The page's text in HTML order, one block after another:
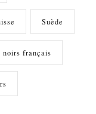
Suède
noirs français